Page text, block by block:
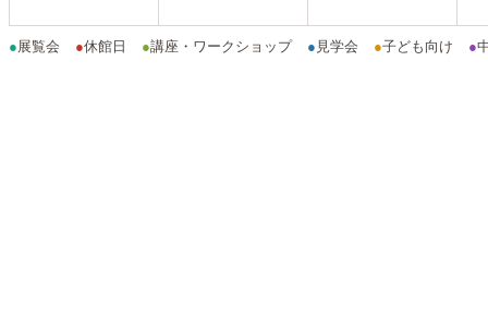
●展覧会 ●休館日 ●講座・ワークショップ ● 見学会 ●子ども向け ●